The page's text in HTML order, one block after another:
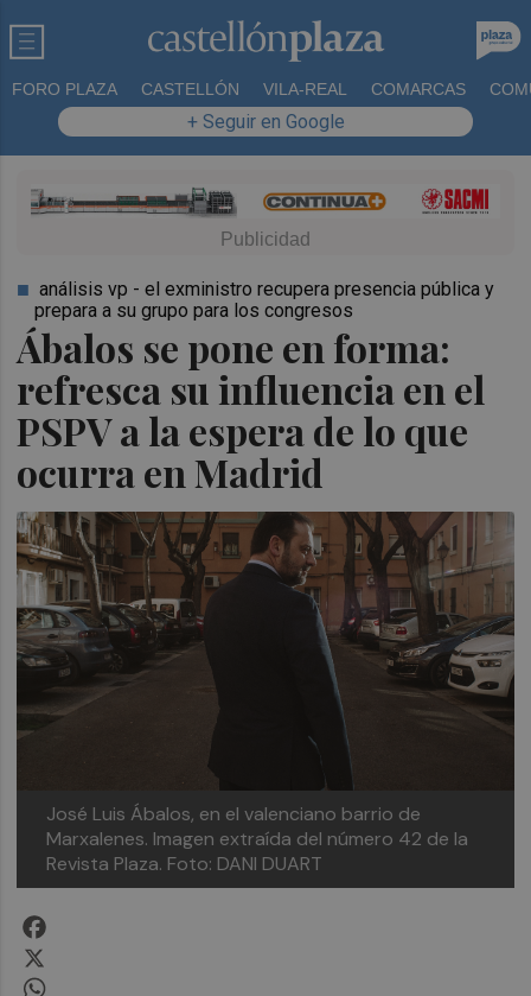
FORO PLAZA CASTELLÓN VILA-REAL COMARCAS
+ Seguir en Google
Ábalos se pone en forma:
refresca su influencia en el
PSPV a la espera de lo que
ocurra en Madrid
análisis vp - el exministro recupera presencia pública y
prepara a su grupo para los congresos
José Luis Ábalos, en el valenciano barrio de
Marxalenes. Imagen extraída del número 42 de la
Revista Plaza. Foto: DANI DUART